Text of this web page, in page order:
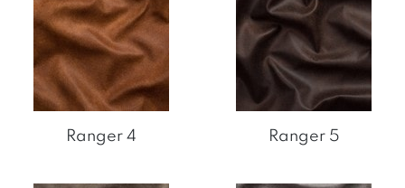
Ranger 4 Ranger 5